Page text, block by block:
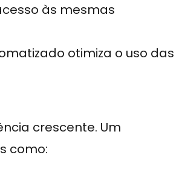
às mesmas
otimiza o uso das
crescente. Um
como: